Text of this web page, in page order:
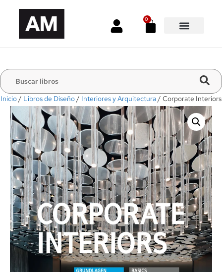
0
Inicio/ Libros de Diseño/ Interiores y Arquitectura/ Corporate Interiors